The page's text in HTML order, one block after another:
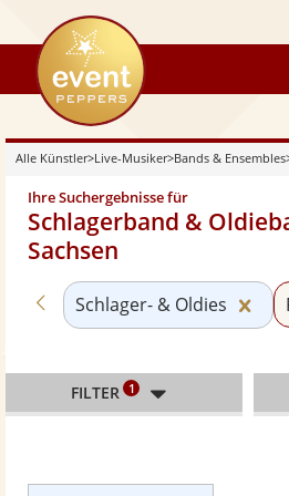
eventpeppers
Alle Künstler>Live-Musiker>Bands & Ensembles
Ihre Suchergebnisse für
Schlagerband &
Sachsen
Zurück zu «Bands &
Schlager- & Oldies
FILTER 1